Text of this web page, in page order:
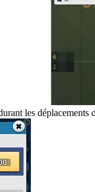
les déplacements